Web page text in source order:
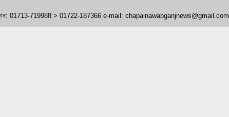
সেলফোন: 01713-719988 > 01722-187366 e-mail: chapainawabganjnews@gmail.com